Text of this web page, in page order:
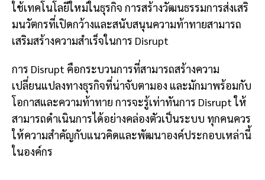
ใช้เทคโนโลยีใหม่ในธุรกิจ การสร้างวัฒนธรรมการส่งเสริ
มนวัตกรที่เปิดกว้างและสนับสนุนความท้าทายสามารถ
เสริมสร้างความสำเร็จในการ Disrupt
การ Disrupt คือกระบวนการที่สามารถสร้างความ
เปลี่ยนแปลงทางธุรกิจที่น่าจับตามอง และมักมาพร้อมกับ
โอกาสและความท้าทาย การจะรู้เท่าทันการ Disrupt ให้
สามารถดำเนินการได้อย่างคล่องตัวเป็นระบบ ทุกคนควร
ให้ความสำคัญกับแนวคิดและพัฒนาองค์ประกอบเหล่านี้
ในองค์กร